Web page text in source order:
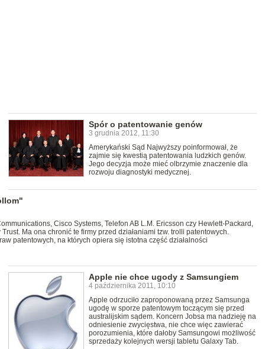
Spór o patentowanie genów
3 grudnia 2012, 11:30
Amerykański Sąd Najwyższy poinformował, że
zajmie się kwestią patentowania ludzkich genów.
Jego decyzja może mieć olbrzymie znaczenie dla
rozwoju diagnostyki medycznej.
Cisco Systems, Telefon AB L.M. Ericsson czy Hewlett-Packard,
Ma ona chronić te firmy przed działaniami tzw. trolli patentowych.
patentowych, na których opiera się istotna część działalności
Apple nie chce ugody z Samsungiem
4 października 2011, 10:10
Apple odrzuciło zaproponowaną przez Samsunga
ugodę w sporze patentowym toczącym się przed
australijskim sądem. Koncern Jobsa ma nadzieję na
odniesienie zwycięstwa, nie chce więc zawierać
porozumienia, które dałoby Samsungowi możliwość
sprzedaży kolejnych wersji tabletu Galaxy Tab.